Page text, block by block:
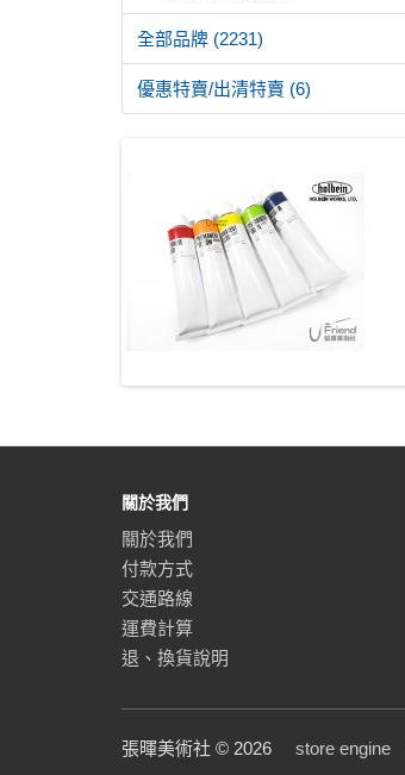
全部品牌 (2231)
優惠特賣/出清特賣 (6)
關於我們
關於我們
付款方式
交通路線
運費計算
退、換貨說明
張暉美術社 © 2026 store engine